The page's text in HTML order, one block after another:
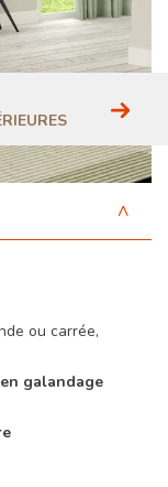
ou carrée,
galandage